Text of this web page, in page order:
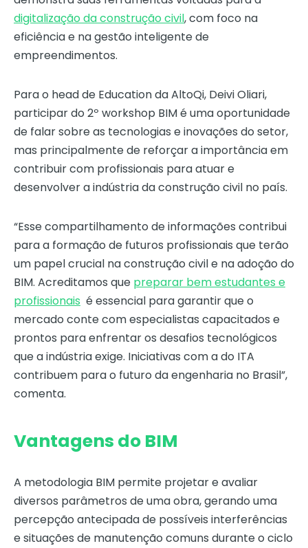
digitalização da construção civil, com foco na
eficiência e na gestão inteligente de
empreendimentos.
Para o head de Education da AltoQi, Deivi Oliari,
participar do 2º workshop BIM é uma oportunidade
de falar sobre as tecnologias e inovações do setor,
mas principalmente de reforçar a importância em
contribuir com profissionais para atuar e
desenvolver a indústria da construção civil no país.
“Esse compartilhamento de informações contribui
para a formação de futuros profissionais que terão
um papel crucial na construção civil e na adoção do
BIM. Acreditamos que preparar bem estudantes e
profissionais é essencial para garantir que o
mercado conte com especialistas capacitados e
prontos para enfrentar os desafios tecnológicos
que a indústria exige. Iniciativas com a do ITA
contribuem para o futuro da engenharia no Brasil”,
comenta.
Vantagens do BIM
A metodologia BIM permite projetar e avaliar
diversos parâmetros de uma obra, gerando uma
percepção antecipada de possíveis interferências
e situações de manutenção comuns durante o ciclo